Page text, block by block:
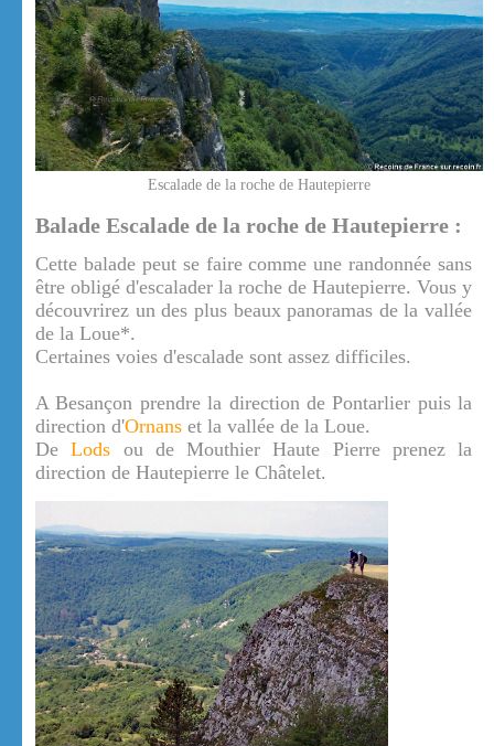
Escalade de la roche de Hautepierre
Balade Escalade de la roche de Hautepierre :
Cette balade peut se faire comme une randonnée sans
être obligé d'escalader la roche de Hautepierre. Vous y
découvrirez un des plus beaux panoramas de la vallée
de la Loue*.
Certaines voies d'escalade sont assez difficiles.
A Besançon prendre la direction de Pontarlier puis la
direction d'Ornans et la vallée de la Loue.
DeLods ou de Mouthier Haute Pierre prenez la
direction de Hautepierre le Châtelet.